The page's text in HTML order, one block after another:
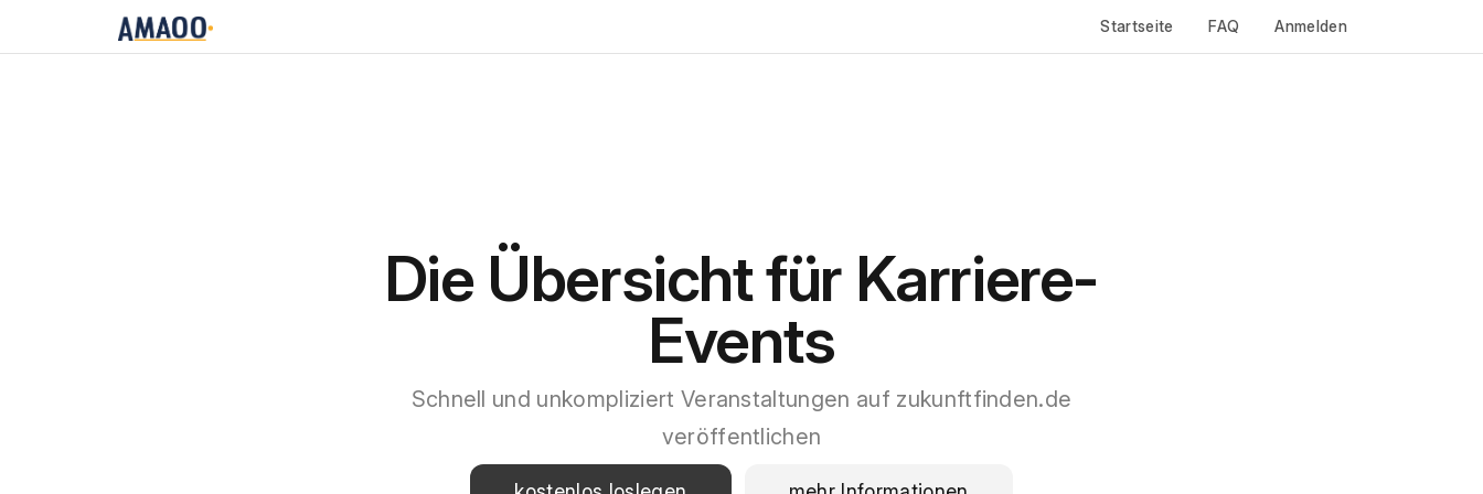
Startseite FAQ Anmelden
Die Übersicht für Karriere-
Events
Schnell und unkompliziert Veranstaltungen auf zukunftfinden.de
veröffentlichen